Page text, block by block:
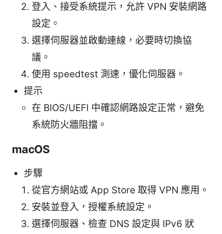
登入、接受系統提示，允許 VPN 安裝網路
設定。
選擇伺服器並啟動連線，必要時切換協
議。
使用 speedtest 測速，優化伺服器。
提示
在 BIOS/UEFI 中確認網路設定正常，避免
系統防火牆阻擋。
macOS
步驟
從官方網站或 App Store 取得 VPN 應用。
安裝並登入，授權系統設定。
選擇伺服器、檢查 DNS 設定與 IPv6 狀